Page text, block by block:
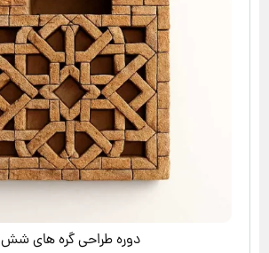
دوره طراحی گره های شش